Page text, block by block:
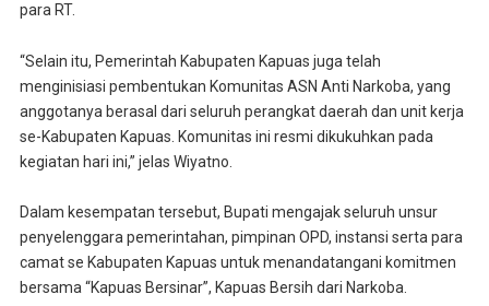
para RT.
“Selain itu, Pemerintah Kabupaten Kapuas juga telah
menginisiasi pembentukan Komunitas ASN Anti Narkoba, yang
anggotanya berasal dari seluruh perangkat daerah dan unit kerja
se-Kabupaten Kapuas. Komunitas ini resmi dikukuhkan pada
kegiatan hari ini,” jelas Wiyatno.
Dalam kesempatan tersebut, Bupati mengajak seluruh unsur
penyelenggara pemerintahan, pimpinan OPD, instansi serta para
camat se Kabupaten Kapuas untuk menandatangani komitmen
bersama “Kapuas Bersinar”, Kapuas Bersih dari Narkoba.